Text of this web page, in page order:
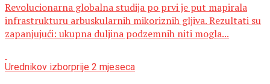
Revolucionarna globalna studija po prvi je put mapirala
infrastrukturu arbuskularnih mikoriznih gljiva. Rezultati su
zapanjujući: ukupna duljina podzemnih niti mogla...
Urednikov izborprije 2 mjeseca